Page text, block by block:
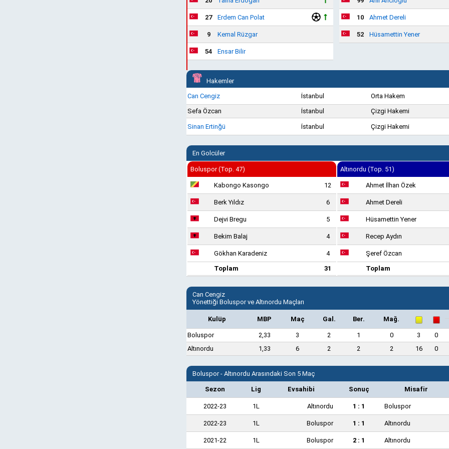
27 Erdem Can Polat
9 Kemal Rüzgar
54 Ensar Bilir
10 Ahmet Dereli
52 Hüsamettin Yener
Hakemler
Can Cengiz
İstanbul
Orta Hakem
Sefa Özcan
İstanbul Çizgi Hakemi
Sinan Ertinğü İstanbul Çizgi Hakemi
En Golcüler
Boluspor (Top. 47)
Kabongo Kasongo 12
Berk Yıldız 6
Dejvi Bregu 5
Bekim Balaj 4
Gökhan Karadeniz
4
Toplam
31
Altınordu (Top. 51)
Ahmet İlhan Özek
Ahmet Dereli
Hüsamettin Yener
Recep Aydın
Şeref Özcan
Toplam
Can Cengiz
Yönettiği Boluspor ve Altınordu Maçları
Kulüp MBP Maç Gal. Ber. Mağ.
Boluspor 2,33 3 2 1 0 3 0
Altınordu
1,33 6 2 2 2 16 0
Boluspor - Altınordu Arasındaki Son 5 Maç
Sezon Lig Evsahibi Sonuç Misafir
2022-23 1L Altınordu 1 : 1 Boluspor
2022-23 1L Boluspor 1 : 1 Altınordu
2021-22 1L Boluspor 2 : 1 Altınordu